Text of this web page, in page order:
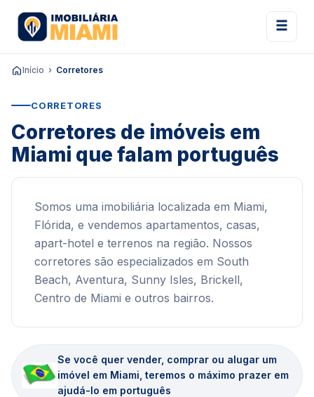
Início Corretores
CORRETORES
Corretores de imóveis em
Miami que falam português
Somos uma imobiliária localizada em Miami,
Flórida, e vendemos apartamentos, casas,
apart-hotel e terrenos na região. Nossos
corretores são especializados em South
Beach, Aventura, Sunny Isles, Brickell,
Centro de Miami e outros bairros.
Se você quer vender, comprar ou alugar um
imóvel em Miami, teremos o máximo prazer em
ajudá-lo em português